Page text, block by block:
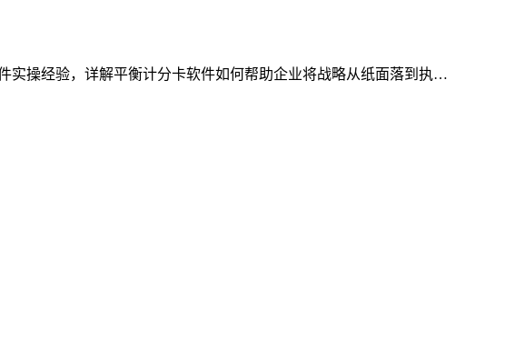
实操经验，详解平衡计分卡软件如何帮助企业将战略从纸面落到执…